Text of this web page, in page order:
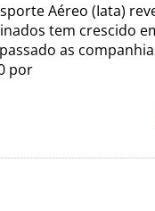
Aéreo (Iata)
tem crescido
as
por